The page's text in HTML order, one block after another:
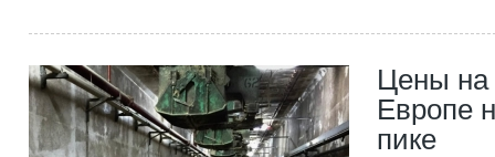
Цены на
Европе
пике